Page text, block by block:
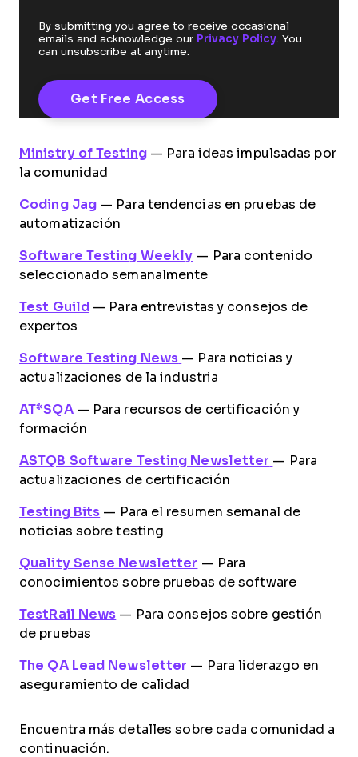
By submitting you agree to receive occasional
emails and acknowledge our Privacy Policy. You
can unsubscribe at anytime.
Ministry of Testing— Para ideas impulsadas por
la comunidad
Coding Jag — Para tendencias en pruebas de
automatización
Software Testing Weekly — Para contenido
seleccionado semanalmente
Test Guild — Para entrevistas y consejos de
expertos
Software Testing News — Para noticias y
actualizaciones de la industria
AT*SQA — Para recursos de certificación y
formación
ASTQB Software Testing Newsletter — Para
actualizaciones de certificación
Testing Bits — Para el resumen semanal de
noticias sobre testing
Quality Sense Newsletter — Para
conocimientos sobre pruebas de software
TestRail News — Para consejos sobre gestión
de pruebas
The QA Lead Newsletter — Para liderazgo en
aseguramiento de calidad
Encuentra más detalles sobre cada comunidad a
continuación.